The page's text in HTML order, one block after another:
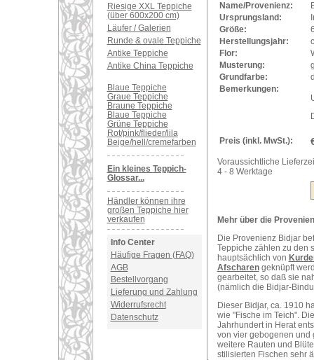
Riesige XXL Teppiche
(über 600x200 cm)
Läufer / Galerien
Runde & ovale Teppiche
Antike Teppiche
Antike China Teppiche
Blaue Teppiche
Graue Teppiche
Braune Teppiche
Blaue Teppiche
Grüne Teppiche
Rot/pink/flieder/lila
Beige/hell/cremefarben
Ein kleines Teppich-
Glossar...
Händler können ihre
großen Teppiche hier
verkaufen
Info Center
Häufige Fragen (FAQ)
AGB
Bestellvorgang
Lieferung und Zahlung
Widerrufsrecht
Datenschutz
Name/Provenienz:
Ursprungsland:
Größe:
Herstellungsjahr:
Flor:
Musterung:
Grundfarbe:
Bemerkungen:
Preis (inkl. MwSt.):
Voraussichtliche
4 - 8 Werktage
Mehr über die
Die Provenienz Bidjar
Teppiche zählen zu den
hauptsächlich von
Afscharengeknüpft
gearbeitet, so daß sie
(nämlich die Bidjar-
Dieser Bidjar, ca. 1910
wie "Fische im Teich".
Jahrhundert in Herat
von vier gebogenen und
weitere Rauten und
stilisierten Fischen sehr